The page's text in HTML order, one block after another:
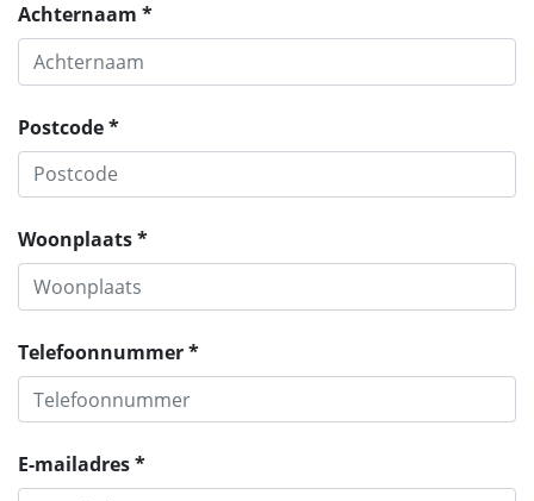
Achternaam *
Postcode *
Woonplaats *
Telefoonnummer *
E-mailadres *